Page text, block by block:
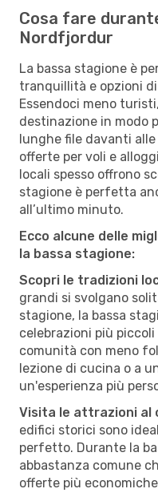
Cosa fare
Nordfjordur
La bassa stagione è
tranquillità e opzioni
Essendoci meno
destinazione in modo
lunghe file davanti
offerte per voli e
locali spesso offrono
stagione è perfetta
all’ultimo minuto.
Ecco alcune delle
la bassa stagione:
Scopri le tradizioni
grandi si svolgano
stagione, la bassa
celebrazioni più
comunità con meno
lezione di cucina o a
un'esperienza più
Visita le attrazioni al
edifici storici sono
perfetto. Durante la
abbastanza comune
offerte più